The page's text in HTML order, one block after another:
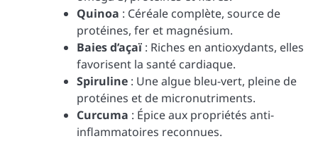
Quinoa : Céréale complète, source de
protéines, fer et magnésium.
Baies d’açaï : Riches en antioxydants, elles
favorisent la santé cardiaque.
Spiruline : Une algue bleu-vert, pleine de
protéines et de micronutriments.
Curcuma : Épice aux propriétés anti-
inflammatoires reconnues.